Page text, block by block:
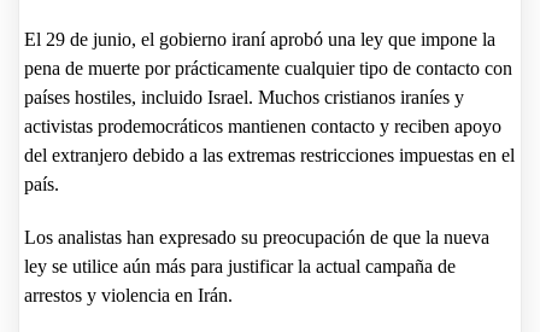
El 29 de junio, el gobierno iraní aprobó una ley que impone la
pena de muerte por prácticamente cualquier tipo de contacto con
países hostiles, incluido Israel. Muchos cristianos iraníes y
activistas prodemocráticos mantienen contacto y reciben apoyo
del extranjero debido a las extremas restricciones impuestas en el
país.
Los analistas han expresado su preocupación de que la nueva
ley se utilice aún más para justificar la actual campaña de
arrestos y violencia en Irán.